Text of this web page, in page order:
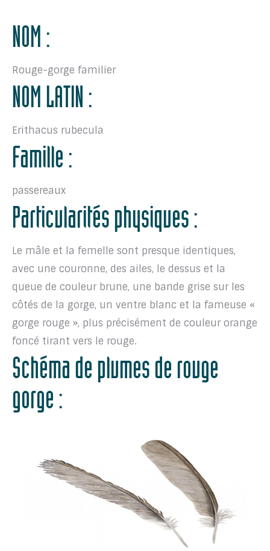
NOM :
Rouge-gorge familier
NOM LATIN :
Erithacus rubecula
Famille :
passereaux
Particularités physiques :
Le mâle et la femelle sont presque identiques,
avec une couronne, des ailes, le dessus et la
queue de couleur brune, une bande grise sur les
côtés de la gorge, un ventre blanc et la fameuse «
gorge rouge », plus précisément de couleur orange
foncé tirant vers le rouge.
Schéma de plumes de rouge
gorge :